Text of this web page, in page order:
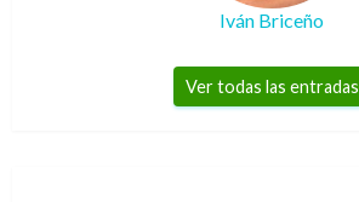
Iván Briceño
Ver todas las entradas